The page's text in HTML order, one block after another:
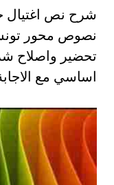
نصوص محور تونس
تحضير واصلاح
اساسي مع